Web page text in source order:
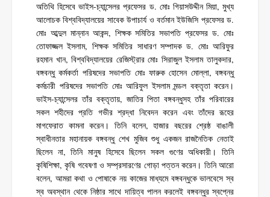
অতিথি হিসেবে ভাইস-চ্যান্সেলর প্রফেসর ড. মোঃ গিয়াসউদ্দীন মিয়া, মুখ্য
আলোচক বিশ্ববিদ্যালয়ের সাবেক উপাচার্য ও বর্তমান ইউজিসি প্রফেসর ড.
মোঃ আব্দুল মান্নান আকন্দ, শিক্ষক সমিতির সভাপতি প্রফেসর ড. মোঃ
তোফাজ্জল ইসলাম, শিক্ষক সমিতির সাধারণ সম্পাদক ড. মোঃ আরিফুর
রহমান খান, বিশ্ববিদ্যালয়ের রেজিস্ট্রার মোঃ সিরাজুল ইসলাম তালুকদার,
বঙ্গবন্ধু কর্মকর্তা পরিষদের সভাপতি মোঃ ফারুক হোসেন মোল্লা, বঙ্গবন্ধু
কর্মচারী পরিষদের সভাপতি মোঃ আরিফুল ইসলাম মন্ডল বক্তৃতা করেন।
ভাইস-চ্যান্সেলর তাঁর বক্তৃতায়, জাতির পিতা বঙ্গবন্ধুসহ তাঁর পরিবারের
সকল শহীদের প্রতি গভীর শ্রদ্ধা নিবেদন করেন এবং তাঁদের রূহের
মাগফেরাত কামনা করেন। তিনি বলেন, হাজার বছরের শ্রেষ্ঠ বাঙালী
স্বাধীনতার মহানায়ক বঙ্গবন্ধু শেখ মুজিব শুধু একজন রাজনৈতিক নেতাই
ছিলেন না, তিনি মানুষ হিসেবে ছিলেন সকল গুণের অধিকারী। তিনি
কৃষিশিক্ষা, কৃষি গবেষণা ও সম্প্রসারণের গোড়া পত্তন করেন। তিনি আরো
বলেন, আমরা কথা ও পোষাকে নয় কাজের মাধ্যমে বঙ্গবন্ধুকে ভালবেসে স্ব
স্ব অবস্থান থেকে নিষ্ঠার সাথে দায়িত্ব পালন করলেই বঙ্গবন্ধুর স্বপ্নের